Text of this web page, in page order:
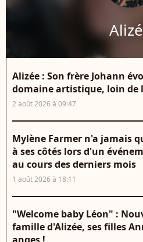
Alizée : Son frère Johann
domaine artistique, loin de
2 août 2026 à 09:47
Mylène Farmer n'a jamais
à ses côtés lors d'un
au cours des derniers mois
1 août 2026 à 18:11
"Welcome baby Léon" :
famille d'Alizée, ses filles